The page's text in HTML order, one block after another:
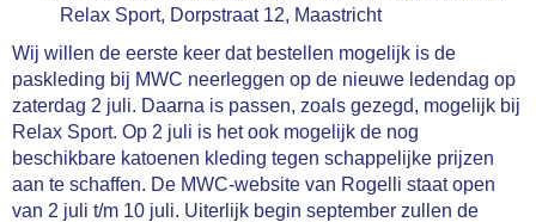
Relax Sport, Dorpstraat 12, Maastricht
Wij willen de eerste keer dat bestellen mogelijk is de
paskleding bij MWC neerleggen op de nieuwe ledendag op
zaterdag 2 juli. Daarna is passen, zoals gezegd, mogelijk bij
Relax Sport. Op 2 juli is het ook mogelijk de nog
beschikbare katoenen kleding tegen schappelijke prijzen
aan te schaffen. De MWC-website van Rogelli staat open
van 2 juli t/m 10 juli. Uiterlijk begin september zullen de